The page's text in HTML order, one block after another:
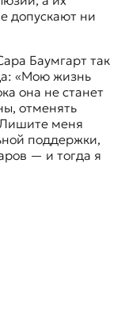
допускают ни
Баумгарт так
«Мою жизнь
она не станет
отменять
Лишите меня
поддержки,
— и тогда я